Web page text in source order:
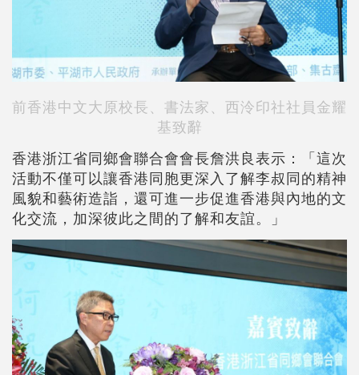
前香港中文大原校長、書法家、西泠印社社員金耀
基致辭
香港浙江省同鄉會聯合會會長詹洪良表示：「這次
活動不僅可以讓香港同胞更深入了解李叔同的精神
風貌和藝術造詣，還可進一步促進香港與內地的文
化交流，加深彼此之間的了解和友誼。」